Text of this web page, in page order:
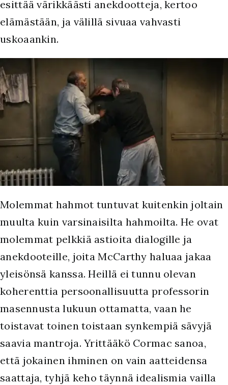
esittää värikkäästi anekdootteja, kertoo
elämästään, ja välillä sivuaa vahvasti
uskoaankin.
Molemmat hahmot tuntuvat kuitenkin joltain
muulta kuin varsinaisilta hahmoilta. He ovat
molemmat pelkkiä astioita dialogille ja
anekdooteille, joita McCarthy haluaa jakaa
yleisönsä kanssa. Heillä ei tunnu olevan
koherenttia persoonallisuutta professorin
masennusta lukuun ottamatta, vaan he
toistavat toinen toistaan synkempiä sävyjä
saavia mantroja. Yrittääkö Cormac sanoa,
että jokainen ihminen on vain aatteidensa
saattaja, tyhjä keho täynnä idealismia vailla